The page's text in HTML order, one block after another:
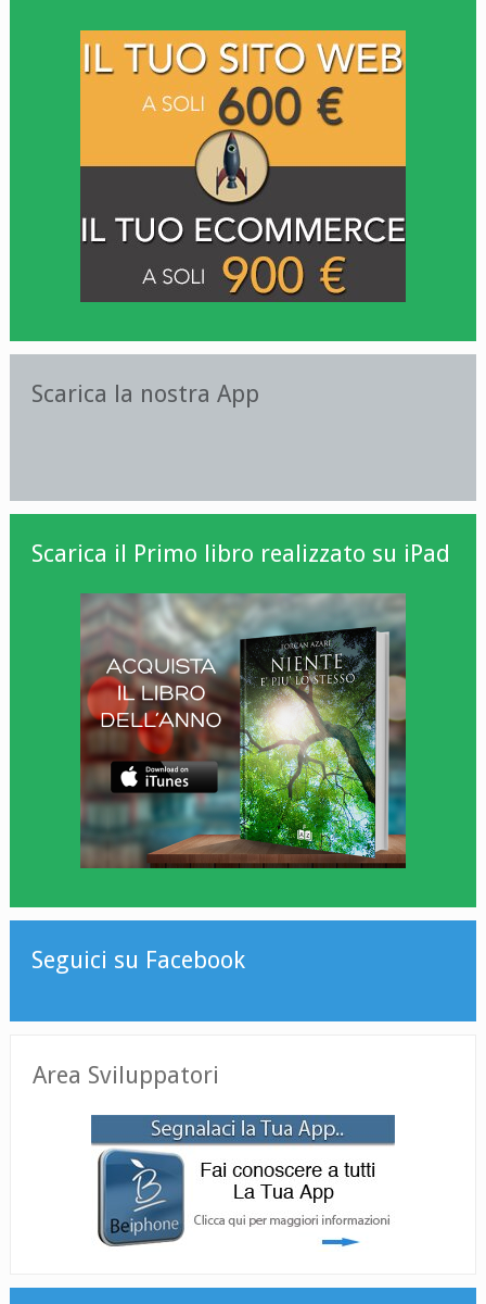
Scarica la nostra App
Scarica il Primo libro realizzato su iPad
Seguici su Facebook
Area Sviluppatori